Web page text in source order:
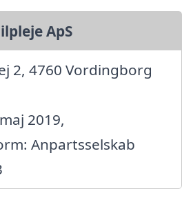
ApS
2, 4760 Vordingborg
2019,
Anpartsselskab